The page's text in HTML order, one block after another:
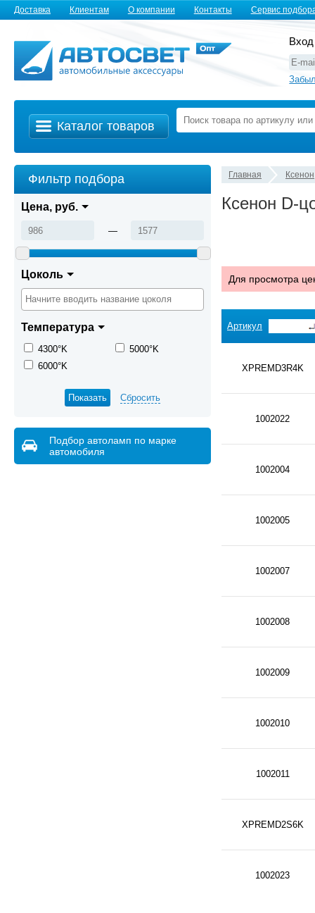
Доставка Клиентам О компании Контакты Сервис
Каталог товаров
Фильтр подбора
Цена, руб.
—
Цоколь
Температура
4300°K
5000°K
6000°K
Сбросить
Подбор автоламп по марке
автомобиля
Главная Ксенон
Ксенон D-
Для просмотра
Артикул
XPREMD3R4K
1002022
1002004
1002005
1002007
1002008
1002009
1002010
1002011
XPREMD2S6K
1002023